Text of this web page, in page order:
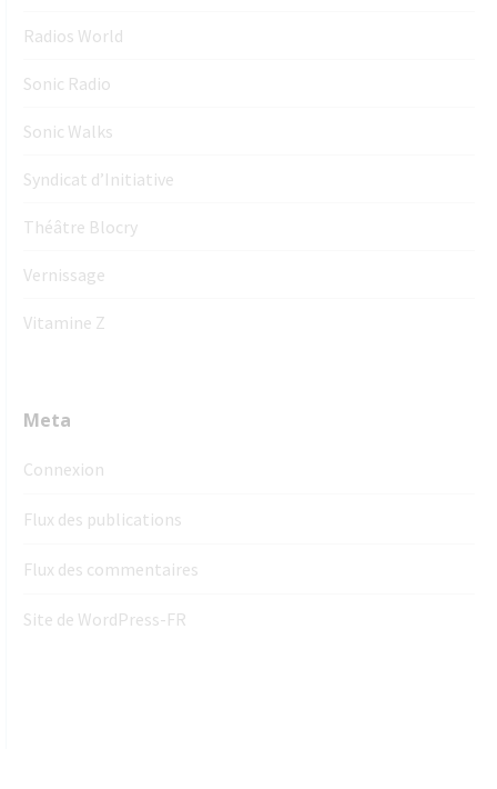
Radios World
Sonic Radio
Sonic Walks
Syndicat d’Initiative
Théâtre Blocry
Vernissage
Vitamine Z
Meta
Connexion
Flux des publications
Flux des commentaires
Site de WordPress-FR